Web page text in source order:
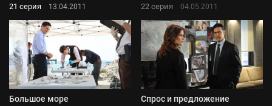
21 серия 13.04.2011 22 серия 04.05.2011
Большое море Спрос и предложение